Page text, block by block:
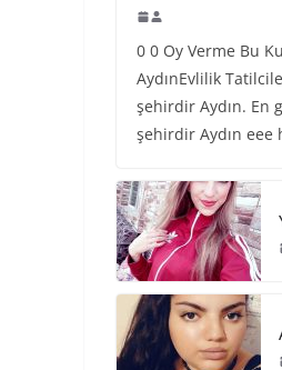
0 0 Oy Verme Bu
AydınEvlilik
şehirdir Aydın. En
şehirdir Aydın eee